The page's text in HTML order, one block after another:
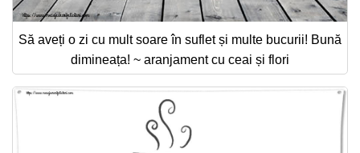
Să aveți o zi cu mult soare în suflet și multe bucurii! Bună
dimineața! ~ aranjament cu ceai și flori